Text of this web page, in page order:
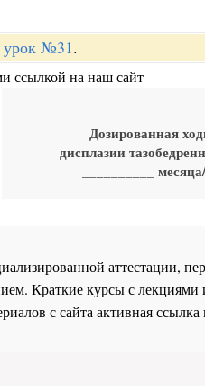
урок №31.
ссылкой на наш сайт
Дозированная
дисплазии
__________
аттестации,
Краткие курсы с
с сайта активная ссылка